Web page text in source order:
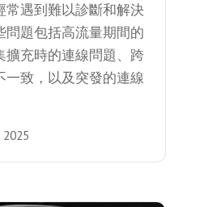
常遇到難以診斷和解決
問題包括高流量期間的
擴充時的連線問題、跨
一致，以及突發的連線
2025